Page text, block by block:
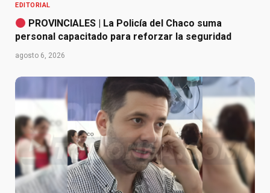
EDITORIAL
PROVINCIALES | La Policía del Chaco suma
personal capacitado para reforzar la seguridad
agosto 6, 2026